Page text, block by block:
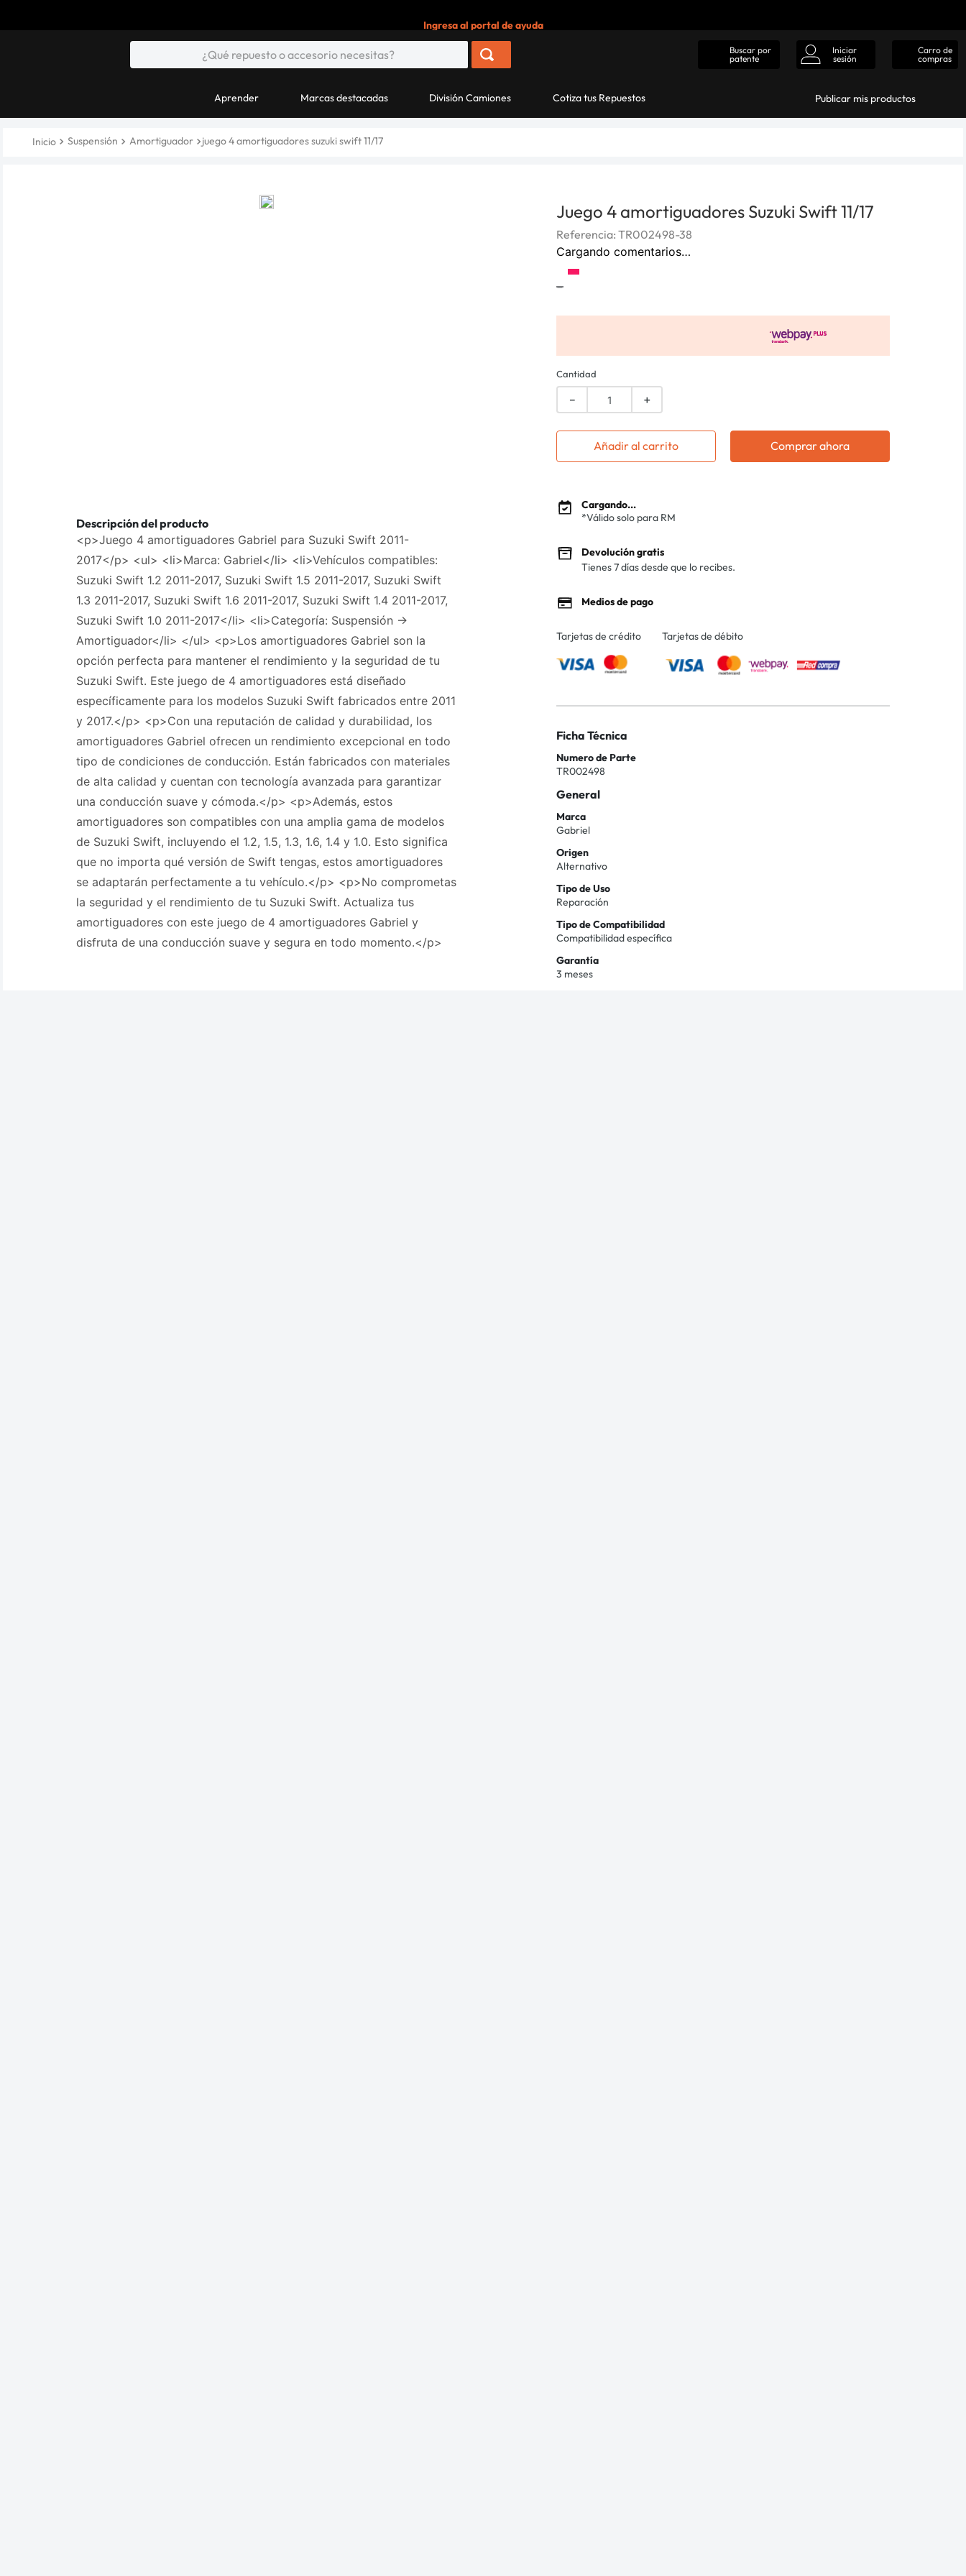
Ingresa al portal de ayuda
Buscar por
patente
Iniciar
sesión
Carro de
compras
Aprender Marcas destacadas División Camiones Cotiza tus Repuestos Publicar mis productos
Suspensión Amortiguador juego 4 amortiguadores suzuki swift 11/17
Descripción del producto
<p>Juego 4 amortiguadores Gabriel para Suzuki Swift 2011-
2017</p> <ul> <li>Marca: Gabriel</li> <li>Vehículos compatibles:
Suzuki Swift 1.2 2011-2017, Suzuki Swift 1.5 2011-2017, Suzuki Swift
1.3 2011-2017, Suzuki Swift 1.6 2011-2017, Suzuki Swift 1.4 2011-2017,
Suzuki Swift 1.0 2011-2017</li> <li>Categoría: Suspensión ->
Amortiguador</li> </ul> <p>Los amortiguadores Gabriel son la
opción perfecta para mantener el rendimiento y la seguridad de tu
Suzuki Swift. Este juego de 4 amortiguadores está diseñado
específicamente para los modelos Suzuki Swift fabricados entre 2011
y 2017.</p> <p>Con una reputación de calidad y durabilidad, los
amortiguadores Gabriel ofrecen un rendimiento excepcional en todo
tipo de condiciones de conducción. Están fabricados con materiales
de alta calidad y cuentan con tecnología avanzada para garantizar
una conducción suave y cómoda.</p> <p>Además, estos
amortiguadores son compatibles con una amplia gama de modelos
de Suzuki Swift, incluyendo el 1.2, 1.5, 1.3, 1.6, 1.4 y 1.0. Esto significa
que no importa qué versión de Swift tengas, estos amortiguadores
se adaptarán perfectamente a tu vehículo.</p> <p>No comprometas
la seguridad y el rendimiento de tu Suzuki Swift. Actualiza tus
amortiguadores con este juego de 4 amortiguadores Gabriel y
disfruta de una conducción suave y segura en todo momento.</p>
Juego 4 amortiguadores Suzuki Swift 11/17
Referencia: TR002498-38
Cargando comentarios…
-
Cantidad
＋
－
Añadir al carrito Comprar ahora
Cargando...
*Válido solo para RM
Devolución gratis
Tienes 7 días desde que lo recibes.
Medios de pago
Tarjetas de crédito Tarjetas de débito
Ficha Técnica
Numero de Parte
TR002498
General
Marca
Gabriel
Origen
Alternativo
Tipo de Uso
Reparación
Tipo de Compatibilidad
Compatibilidad específica
Garantía
3 meses